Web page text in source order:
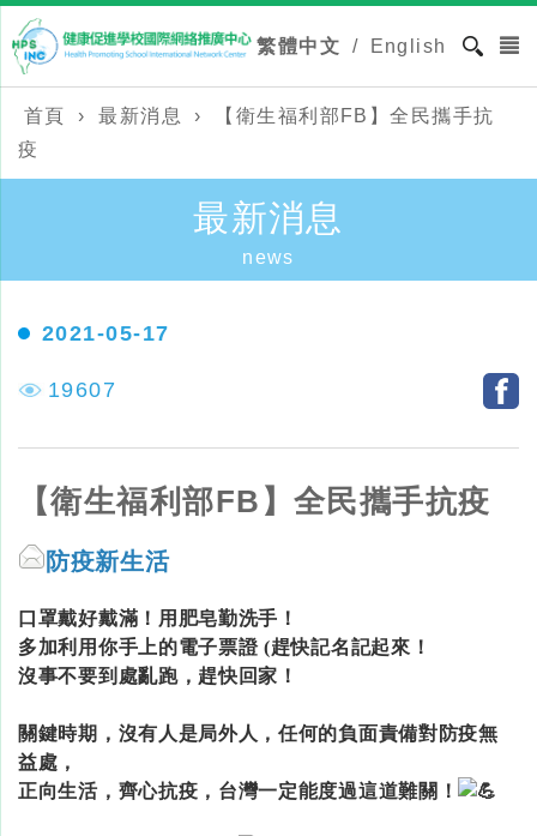
繁體中文 / English
首頁 › 最新消息 ›
【衛生福利部FB】全民攜手抗
疫
最新消息
news
19607
2021-05-17
【衛生福利部FB】全民攜手抗疫
防疫新生活
口罩戴好戴滿！用肥皂勤洗手！
多加利用你手上的電子票證 (趕快記名記起來！
沒事不要到處亂跑，趕快回家！
關鍵時期，沒有人是局外人，任何的負面責備對防疫無
益處，
正向生活，齊心抗疫，台灣一定能度過這道難關！